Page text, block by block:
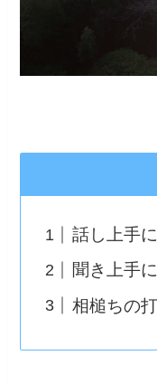
話し上手
聞き上手
相槌ちの